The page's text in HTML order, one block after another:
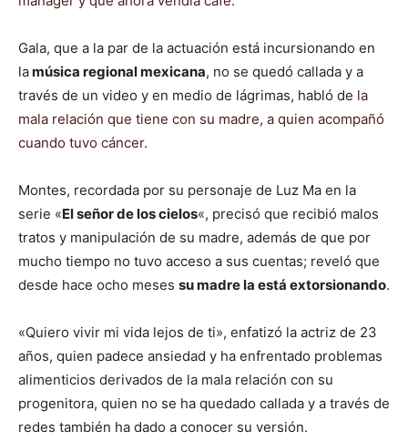
Gala, que a la par de la actuación está incursionando en
lamúsica regional mexicana, no se quedó callada y a
través de un video y en medio de lágrimas, habló de la
mala relación que tiene con su madre, a quien acompañó
cuando tuvo cáncer.
Montes, recordada por su personaje de Luz Ma en la
serie «El señor de los cielos«, precisó que recibió malos
tratos y manipulación de su madre, además de que por
mucho tiempo no tuvo acceso a sus cuentas; reveló que
desde hace ocho meses su madre la está extorsionando.
«Quiero vivir mi vida lejos de ti», enfatizó la actriz de 23
años, quien padece ansiedad y ha enfrentado problemas
alimenticios derivados de la mala relación con su
progenitora, quien no se ha quedado callada y a través de
redes también ha dado a conocer su versión.